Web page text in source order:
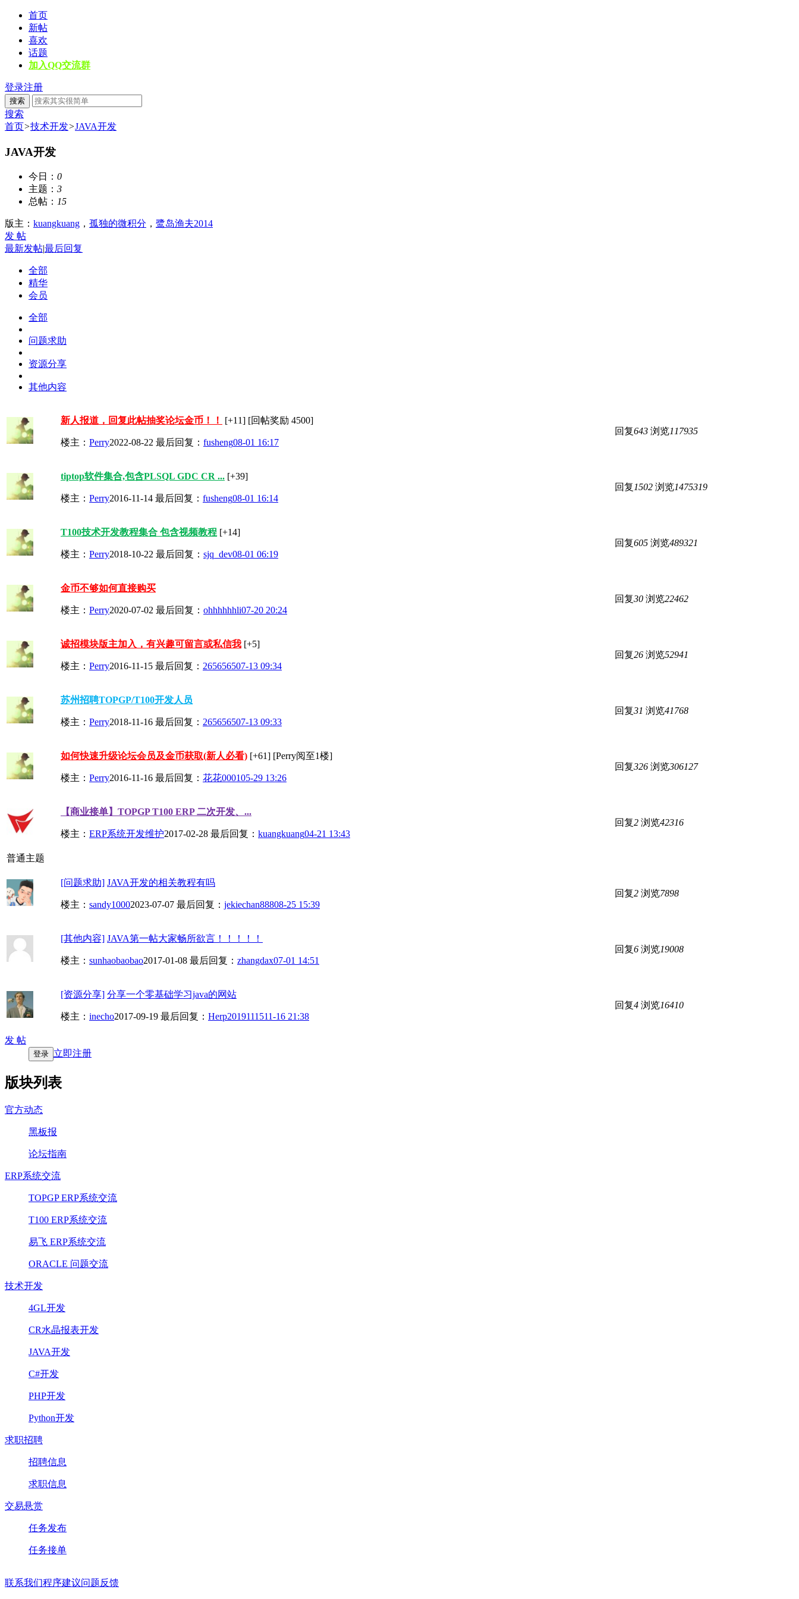
首页
新帖
喜欢
话题
加入QQ交流群
登录注册
搜索
搜索
首页>技术开发>JAVA开发
JAVA开发
今日： 0
主题： 3
总帖： 15
版主： kuangkuang ， 孤独的微积分 ， 鹭岛渔夫2014
发 帖
最新发帖|最后回复
全部
精华
会员
全部
问题求助
资源分享
其他内容
新人报道，回复此帖抽奖论坛金币！！ [+11] [回帖奖励 4500]
楼主： Perry2022-08-22 最后回复： fusheng08-01 16:17
回复643 浏览117935
tiptop软件集合,包含PLSQL GDC CR ... [+39]
楼主： Perry2016-11-14 最后回复： fusheng08-01 16:14
回复1502 浏览1475319
T100技术开发教程集合 包含视频教程 [+14]
楼主： Perry2018-10-22 最后回复： sjq_dev08-01 06:19
回复605 浏览489321
金币不够如何直接购买
楼主： Perry2020-07-02 最后回复： ohhhhhhli07-20 20:24
回复30 浏览22462
诚招模块版主加入，有兴趣可留言或私信我 [+5]
楼主： Perry2016-11-15 最后回复： 265656507-13 09:34
回复26 浏览52941
苏州招聘TOPGP/T100开发人员
楼主： Perry2018-11-16 最后回复： 265656507-13 09:33
回复31 浏览41768
如何快速升级论坛会员及金币获取(新人必看) [+61] [Perry阅至1楼]
楼主： Perry2016-11-16 最后回复： 花花000105-29 13:26
回复326 浏览306127
【商业接单】TOPGP T100 ERP 二次开发、...
楼主： ERP系统开发维护2017-02-28 最后回复： kuangkuang04-21 13:43
回复2 浏览42316
普通主题
[问题求助] JAVA开发的相关教程有吗
楼主： sandy10002023-07-07 最后回复： jekiechan88808-25 15:39
回复2 浏览7898
[其他内容] JAVA第一帖大家畅所欲言！！！！！
楼主： sunhaobaobao2017-01-08 最后回复： zhangdax07-01 14:51
回复6 浏览19008
[资源分享] 分享一个零基础学习java的网站
楼主： inecho2017-09-19 最后回复： Herp2019111511-16 21:38
回复4 浏览16410
发 帖
登录 立即注册
版块列表
官方动态
黑板报
论坛指南
ERP系统交流
TOPGP ERP系统交流
T100 ERP系统交流
易飞 ERP系统交流
ORACLE 问题交流
技术开发
4GL开发
CR水晶报表开发
JAVA开发
C#开发
PHP开发
Python开发
求职招聘
招聘信息
求职信息
交易悬赏
任务发布
任务接单
联系我们程序建议问题反馈